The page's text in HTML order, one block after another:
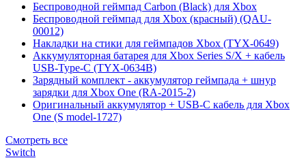
Беспроводной геймпад Carbon (Black) для Xbox
Беспроводной геймпад для Xbox (красный) (QAU-
00012)
Накладки на стики для геймпадов Xbox (TYX-0649)
Аккумуляторная батарея для Xbox Series S/X + кабель
USB-Type-C (TYX-0634B)
Зарядный комплект - аккумулятор геймпада + шнур
зарядки для Xbox One (RA-2015-2)
Оригинальный аккумулятор + USB-C кабель для Xbox
One (S model-1727)
Смотреть все
Switch